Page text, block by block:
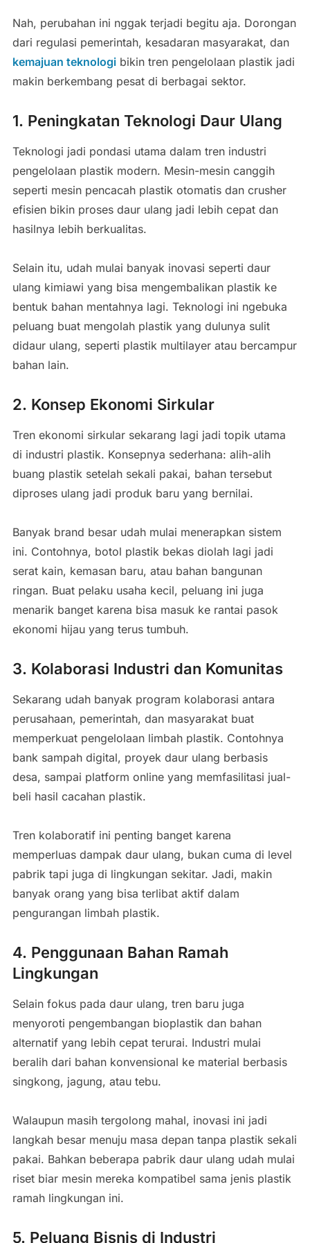
Nah, perubahan ini nggak terjadi begitu aja. Dorongan
dari regulasi pemerintah, kesadaran masyarakat, dan
kemajuan teknologibikin tren pengelolaan plastik jadi
makin berkembang pesat di berbagai sektor.
1. Peningkatan Teknologi Daur Ulang
Teknologi jadi pondasi utama dalam tren industri
pengelolaan plastik modern. Mesin-mesin canggih
seperti mesin pencacah plastik otomatis dan crusher
efisien bikin proses daur ulang jadi lebih cepat dan
hasilnya lebih berkualitas.
Selain itu, udah mulai banyak inovasi seperti daur
ulang kimiawi yang bisa mengembalikan plastik ke
bentuk bahan mentahnya lagi. Teknologi ini ngebuka
peluang buat mengolah plastik yang dulunya sulit
didaur ulang, seperti plastik multilayer atau bercampur
bahan lain.
2. Konsep Ekonomi Sirkular
Tren ekonomi sirkular sekarang lagi jadi topik utama
di industri plastik. Konsepnya sederhana: alih-alih
buang plastik setelah sekali pakai, bahan tersebut
diproses ulang jadi produk baru yang bernilai.
Banyak brand besar udah mulai menerapkan sistem
ini. Contohnya, botol plastik bekas diolah lagi jadi
serat kain, kemasan baru, atau bahan bangunan
ringan. Buat pelaku usaha kecil, peluang ini juga
menarik banget karena bisa masuk ke rantai pasok
ekonomi hijau yang terus tumbuh.
3. Kolaborasi Industri dan Komunitas
Sekarang udah banyak program kolaborasi antara
perusahaan, pemerintah, dan masyarakat buat
memperkuat pengelolaan limbah plastik. Contohnya
bank sampah digital, proyek daur ulang berbasis
desa, sampai platform online yang memfasilitasi jual-
beli hasil cacahan plastik.
Tren kolaboratif ini penting banget karena
memperluas dampak daur ulang, bukan cuma di level
pabrik tapi juga di lingkungan sekitar. Jadi, makin
banyak orang yang bisa terlibat aktif dalam
pengurangan limbah plastik.
4. Penggunaan Bahan Ramah
Lingkungan
Selain fokus pada daur ulang, tren baru juga
menyoroti pengembangan bioplastik dan bahan
alternatif yang lebih cepat terurai. Industri mulai
beralih dari bahan konvensional ke material berbasis
singkong, jagung, atau tebu.
Walaupun masih tergolong mahal, inovasi ini jadi
langkah besar menuju masa depan tanpa plastik sekali
pakai. Bahkan beberapa pabrik daur ulang udah mulai
riset biar mesin mereka kompatibel sama jenis plastik
ramah lingkungan ini.
5. Peluang Bisnis di Industri